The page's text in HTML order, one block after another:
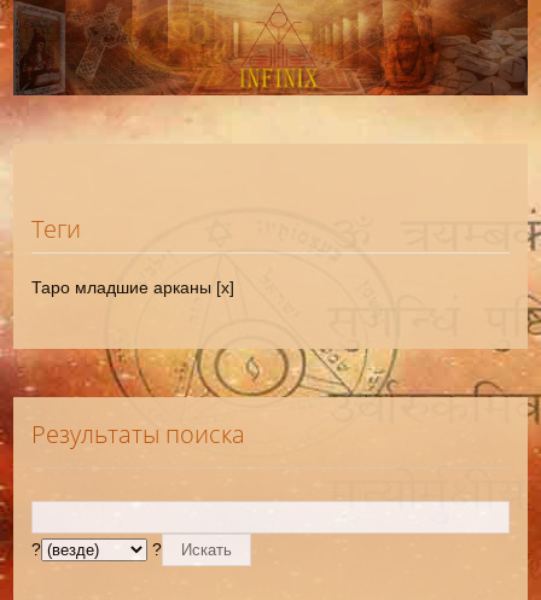
Теги
Таро младшие арканы [x]
Результаты поиска
? ?